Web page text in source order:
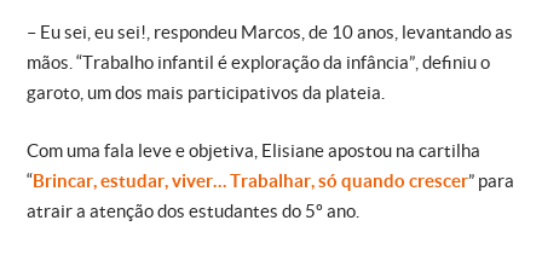
– Eu sei, eu sei!, respondeu Marcos, de 10 anos, levantando as
mãos. “Trabalho infantil é exploração da infância”, definiu o
garoto, um dos mais participativos da plateia.
Com uma fala leve e objetiva, Elisiane apostou na cartilha
“Brincar, estudar, viver… Trabalhar, só quando crescer” para
atrair a atenção dos estudantes do 5º ano.